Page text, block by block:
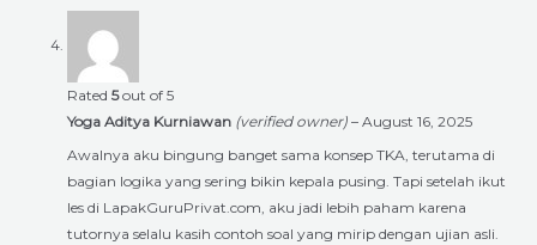
Rated 5out of 5
Yoga Aditya Kurniawan (verified owner) – August 16, 2025
Awalnya aku bingung banget sama konsep TKA, terutama di
bagian logika yang sering bikin kepala pusing. Tapi setelah ikut
les di LapakGuruPrivat.com, aku jadi lebih paham karena
tutornya selalu kasih contoh soal yang mirip dengan ujian asli.